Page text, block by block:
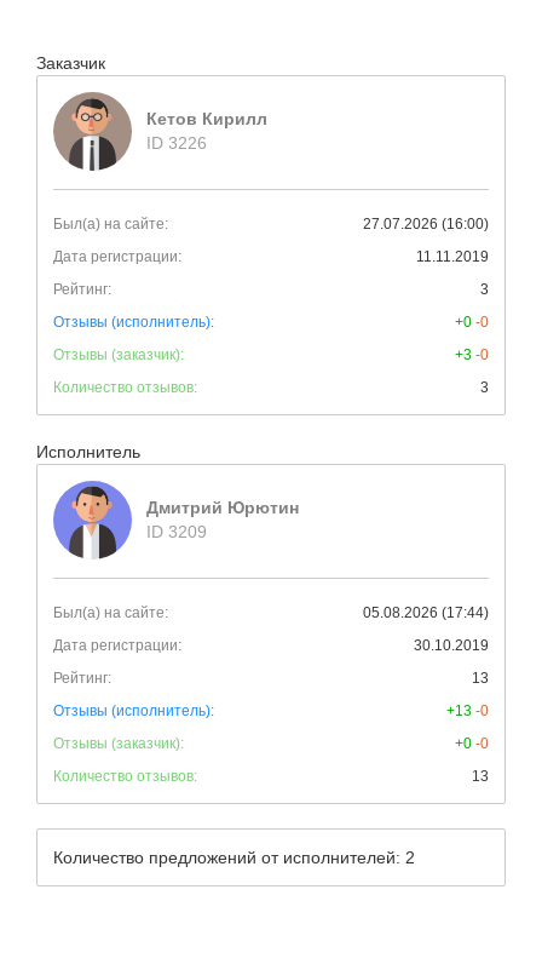
Заказчик
Кетов Кирилл
ID 3226
Был(а) на сайте:
27.07.2026 (16:00)
Дата регистрации:
11.11.2019
Рейтинг:
3
Отзывы (исполнитель):
+0 -0
Отзывы (заказчик):
+3 -0
Количество отзывов:
3
Исполнитель
Дмитрий Юрютин
ID 3209
Был(а) на сайте:
05.08.2026 (17:44)
Дата регистрации:
30.10.2019
Рейтинг:
13
Отзывы (исполнитель):
+13 -0
Отзывы (заказчик):
+0 -0
Количество отзывов:
13
Количество предложений от исполнителей: 2